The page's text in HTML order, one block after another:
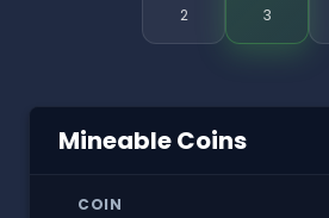
2 3
Mineable Coins
COIN